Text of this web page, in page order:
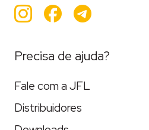
Instagram
Facebook
Teleram
Precisa de ajuda?
Fale com a JFL
Distribuidores